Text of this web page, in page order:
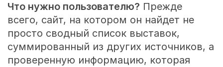
Что нужно пользователю? Прежде
всего, сайт, на котором он найдет не
просто сводный список выставок,
суммированный из других источников, а
проверенную информацию, которая